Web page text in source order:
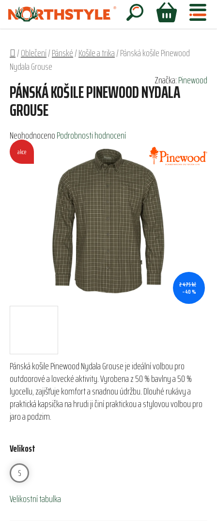
Přejít
obsah
Hledat
NÁKUPNÍ
Domů
/Oblečení/Pánské/Košile a trika/Pánská košile Pinewood
Nydala Grouse
Pánská košile Pinewood Nydala Grouse je ideální volbou pro
outdoorové a lovecké aktivity. Vyrobena z 50 % bavlny a 50 %
lyocellu, zajišťuje komfort a snadnou údržbu. Dlouhé rukávy a
praktická kapsička na hrudi ji činí praktickou a stylovou volbou pro
jaro a podzim.
Velikost
S
Velikostní tabulka
PÁNSKÁ KOŠILE PINEWOOD NYDALA
GROUSE
Průměrné
hodnocení
produktu
NeohodnocenoPodrobnosti hodnocení
Značka:Pinewood
akce
2 475 kč
–40 %